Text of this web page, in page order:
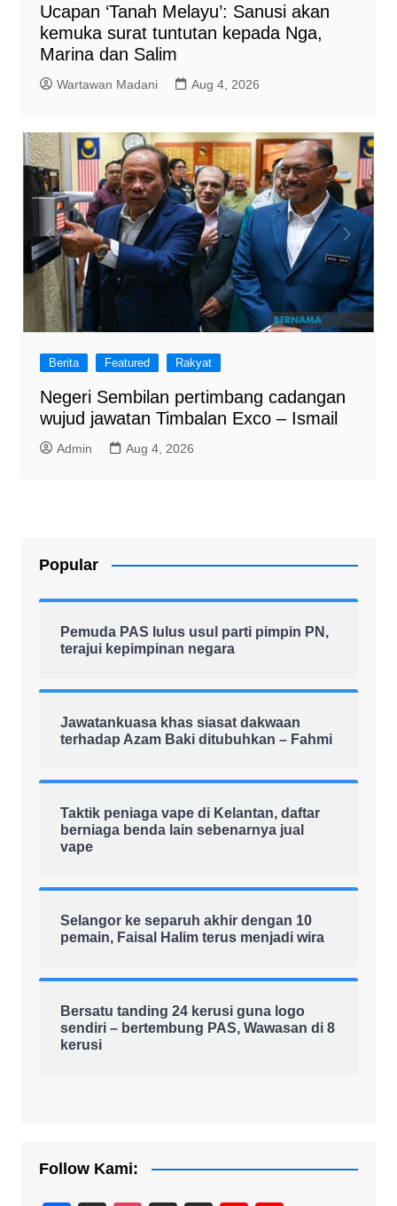
Ucapan ‘Tanah Melayu’: Sanusi akan
kemuka surat tuntutan kepada Nga,
Marina dan Salim
Wartawan Madani Aug 4, 2026
Berita Featured Rakyat
Negeri Sembilan pertimbang cadangan
wujud jawatan Timbalan Exco – Ismail
Admin Aug 4, 2026
Popular
Pemuda PAS lulus usul parti pimpin PN,
terajui kepimpinan negara
Jawatankuasa khas siasat dakwaan
terhadap Azam Baki ditubuhkan – Fahmi
Taktik peniaga vape di Kelantan, daftar
berniaga benda lain sebenarnya jual
vape
Selangor ke separuh akhir dengan 10
pemain, Faisal Halim terus menjadi wira
Bersatu tanding 24 kerusi guna logo
sendiri – bertembung PAS, Wawasan di 8
kerusi
Follow Kami: